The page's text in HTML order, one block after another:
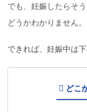
でも、妊娠したらそ
どうかわかりません。
できれば、妊娠中は
どこ